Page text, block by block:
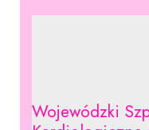
Wojewódzki